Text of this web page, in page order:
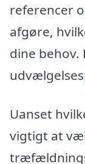
referencer
afgøre,
dine
Uanset
vigtigt at